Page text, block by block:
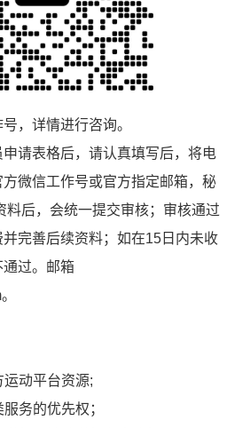
，详情进行咨询。
请表格后，请认真填写后，将电
微信工作号或官方指定邮箱，秘
料后，会统一提交审核；审核通过
完善后续资料；如在15日内未收
过。邮箱
运动平台资源;
务的优先权；